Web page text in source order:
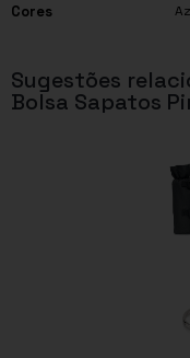
Cores
Sugestões
Bolsa Sapatos